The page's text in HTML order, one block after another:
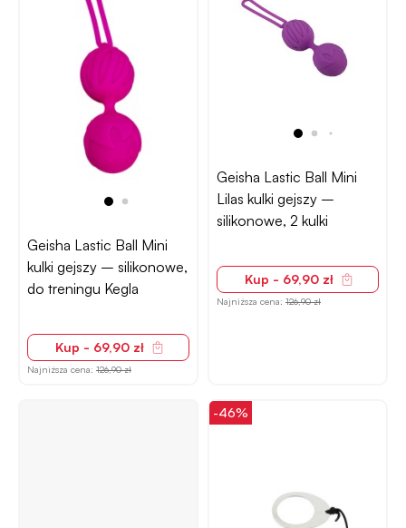
Geisha Lastic Ball Mini
kulki gejszy – silikonowe,
do treningu Kegla
Kup - 69,90 zł
Najniższa cena: 126,90 zł
Geisha Lastic Ball Mini
Lilas kulki gejszy –
silikonowe, 2 kulki
Kup - 69,90 zł
Najniższa cena: 126,90 zł
-46%